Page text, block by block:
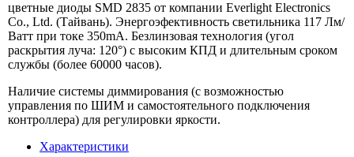
цветные диоды SMD 2835 от компании Everlight Electronics
Co., Ltd. (Тайвань). Энергоэфективность светильника 117 Лм/
Ватт при токе 350mA. Безлинзовая технология (угол
раскрытия луча: 120°) с высоким КПД и длительным сроком
службы (более 60000 часов).
Наличие системы диммирования (с возможностью
управления по ШИМ и самостоятельного подключения
контроллера) для регулировки яркости.
Характеристики